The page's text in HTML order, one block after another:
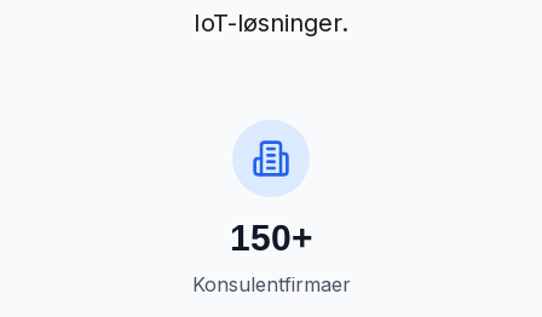
IoT-løsninger.
150+
Konsulentfirmaer